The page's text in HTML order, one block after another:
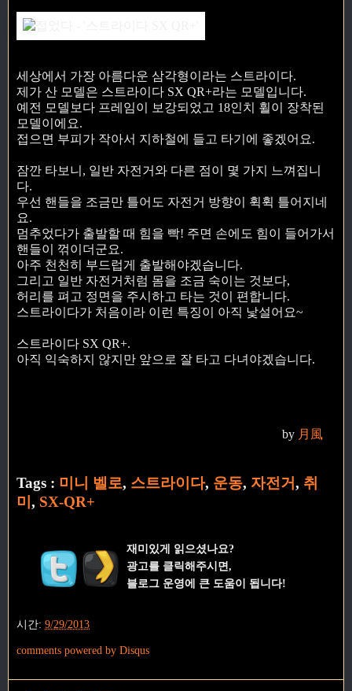
세상에서 가장 아름다운 삼각형이라는 스트라이다.
제가 산 모델은 스트라이다 SX QR+라는 모델입니다.
예전 모델보다 프레임이 보강되었고 18인치 휠이 장착된
모델이에요.
접으면 부피가 작아서 지하철에 들고 타기에 좋겠어요.
잠깐 타보니, 일반 자전거와 다른 점이 몇 가지 느껴집니
다.
우선 핸들을 조금만 틀어도 자전거 방향이 휙휙 틀어지네
요.
멈추었다가 출발할 때 힘을 빡! 주면 손에도 힘이 들어가서
핸들이 꺾이더군요.
아주 천천히 부드럽게 출발해야겠습니다.
그리고 일반 자전거처럼 몸을 조금 숙이는 것보다,
허리를 펴고 정면을 주시하고 타는 것이 편합니다.
스트라이다가 처음이라 이런 특징이 아직 낯설어요~
스트라이다 SX QR+.
아직 익숙하지 않지만 앞으로 잘 타고 다녀야겠습니다.
by 月風
Tags : 미니 벨로, 스트라이다, 운동, 자전거, 취
미 , SX-QR+
재미있게 읽으셨나요?
광고를 클릭해주시면,
블로그 운영에 큰 도움이 됩니다!
시간: 9/29/2013
comments powered by Disqus